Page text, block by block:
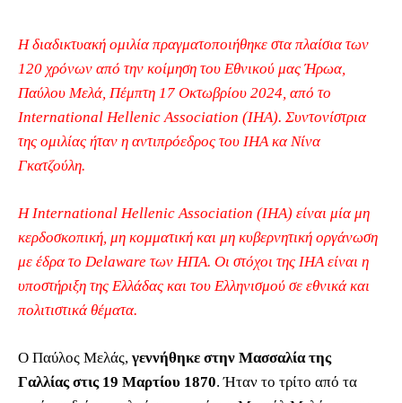
Η διαδικτυακή ομιλία πραγματοποιήθηκε στα πλαίσια των
120 χρόνων από την κοίμηση του Εθνικού μας Ήρωα,
Παύλου Μελά, Πέμπτη 17 Οκτωβρίου 2024, από το
Ιnternational Ηellenic Αssociation (IHA). Συντονίστρια
της ομιλίας ήταν η αντιπρόεδρος του IHA κα Νίνα
Γκατζούλη.
Η International Hellenic Association (IHA) είναι μία μη
κερδοσκοπική, μη κομματική και μη κυβερνητική οργάνωση
με έδρα το Delaware των ΗΠΑ. Οι στόχοι της IHA είναι η
υποστήριξη της Ελλάδας και του Ελληνισμού σε εθνικά και
πολιτιστικά θέματα.
O Παύλος Μελάς, γεννήθηκε στην Μασσαλία της
Γαλλίας στις 19 Μαρτίου 1870. Ήταν το τρίτο από τα